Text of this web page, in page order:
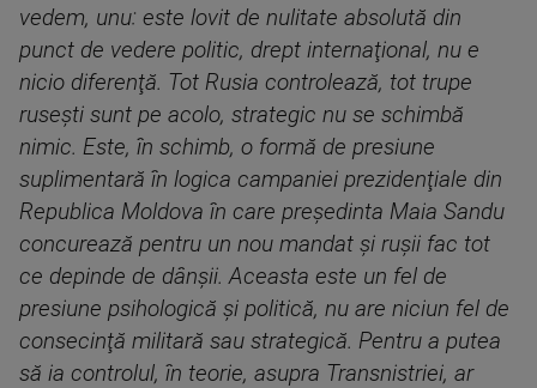
vedem, unu: este lovit de nulitate absolută din
punct de vedere politic, drept internaţional, nu e
nicio diferenţă. Tot Rusia controlează, tot trupe
ruseşti sunt pe acolo, strategic nu se schimbă
nimic. Este, în schimb, o formă de presiune
suplimentară în logica campaniei prezidenţiale din
Republica Moldova în care preşedinta Maia Sandu
concurează pentru un nou mandat şi ruşii fac tot
ce depinde de dânşii. Aceasta este un fel de
presiune psihologică şi politică, nu are niciun fel de
consecinţă militară sau strategică. Pentru a putea
să ia controlul, în teorie, asupra Transnistriei, ar